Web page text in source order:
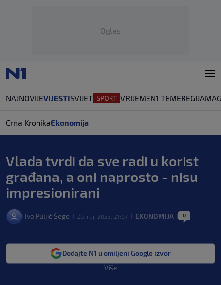
Oglas
NAJNOVIJEVIJESTISVIJET VRIJEMEN1 TEMEREGIJA
Crna KronikaEkonomija
Vlada tvrdi da sve radi u korist
građana, a oni naprosto - nisu
impresionirani
Iva Puljić Šego 20. ruj. 2023. 21:07 EKONOMIJA 0
Dodajte N1 u omiljeni Google izvor
Više